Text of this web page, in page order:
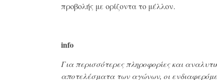
προβολής με ορίζοντα το μέλλον.
info
Για περισσότερες πληροφορίες και
αποτελέσματα των αγώνων, οι